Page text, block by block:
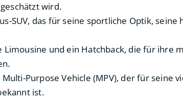
wird.
SUV, das für seine sportliche Optik,
Limousine und ein Hatchback, die für ihre
Purpose Vehicle (MPV), der für seine
ist.